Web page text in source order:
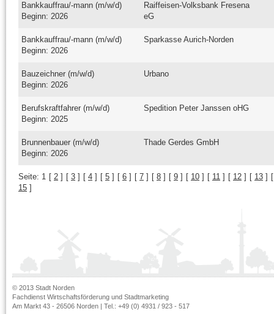
Bankkauffrau/-mann (m/w/d)
Beginn: 2026
Raiffeisen-Volksbank Fresena
eG
Bankkauffrau/-mann (m/w/d)
Beginn: 2026
Sparkasse Aurich-Norden
Bauzeichner (m/w/d)
Beginn: 2026
Urbano
Berufskraftfahrer (m/w/d)
Beginn: 2025
Spedition Peter Janssen oHG
Brunnenbauer (m/w/d)
Beginn: 2026
Thade Gerdes GmbH
Seite: 1 [ 2 ] [ 3 ] [ 4 ] [ 5 ] [ 6 ] [ 7 ] [ 8 ] [ 9 ] [ 10 ] [ 11 ] [ 12 ] [ 13 ]
15 ]
© 2013 Stadt Norden
Fachdienst Wirtschaftsförderung und Stadtmarketing
Am Markt 43 - 26506 Norden | Tel.: +49 (0) 4931 / 923 - 517